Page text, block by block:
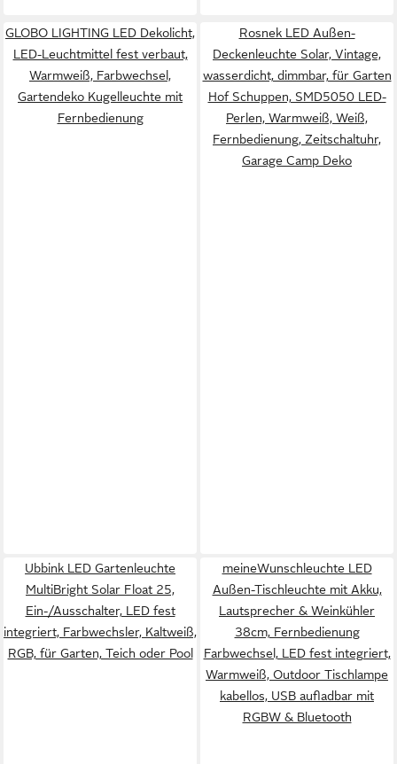
GLOBO LIGHTING LED Dekolicht,
LED-Leuchtmittel fest verbaut,
Warmweiß, Farbwechsel,
Gartendeko Kugelleuchte mit
Fernbedienung
Rosnek LED Außen-
Deckenleuchte Solar, Vintage,
wasserdicht, dimmbar, für Garten
Hof Schuppen, SMD5050 LED-
Perlen, Warmweiß, Weiß,
Fernbedienung, Zeitschaltuhr,
Garage Camp Deko
Ubbink LED Gartenleuchte
MultiBright Solar Float 25,
Ein-/Ausschalter, LED fest
integriert, Farbwechsler, Kaltweiß,
RGB, für Garten, Teich oder Pool
meineWunschleuchte LED
Außen-Tischleuchte mit Akku,
Lautsprecher & Weinkühler
38cm, Fernbedienung
Farbwechsel, LED fest integriert,
Warmweiß, Outdoor Tischlampe
kabellos, USB aufladbar mit
RGBW & Bluetooth